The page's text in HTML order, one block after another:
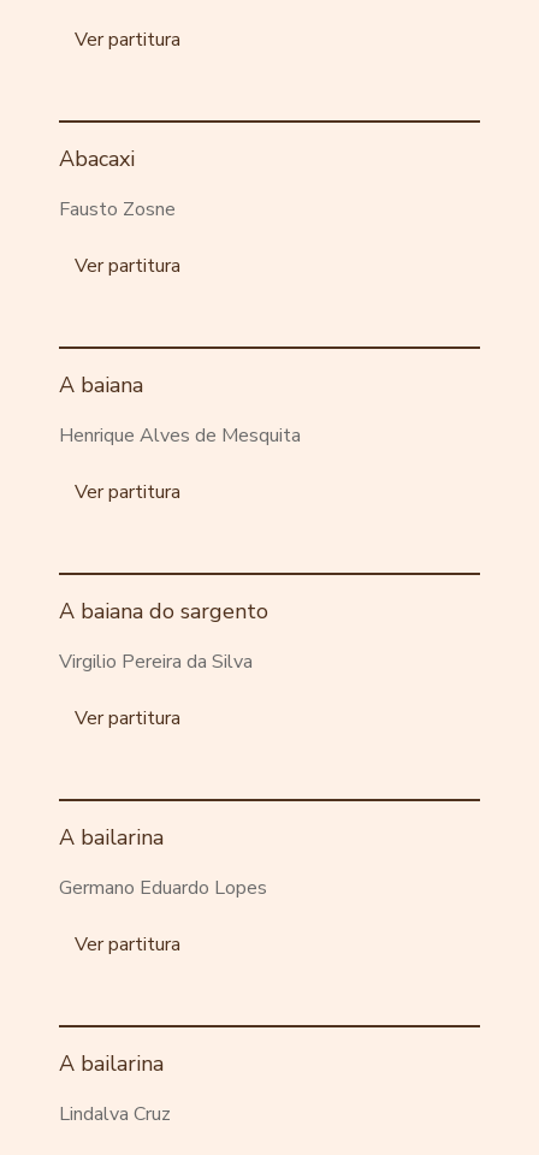
Ver partitura
Abacaxi
Fausto Zosne
Ver partitura
A baiana
Henrique Alves de Mesquita
Ver partitura
A baiana do sargento
Virgilio Pereira da Silva
Ver partitura
A bailarina
Germano Eduardo Lopes
Ver partitura
A bailarina
Lindalva Cruz